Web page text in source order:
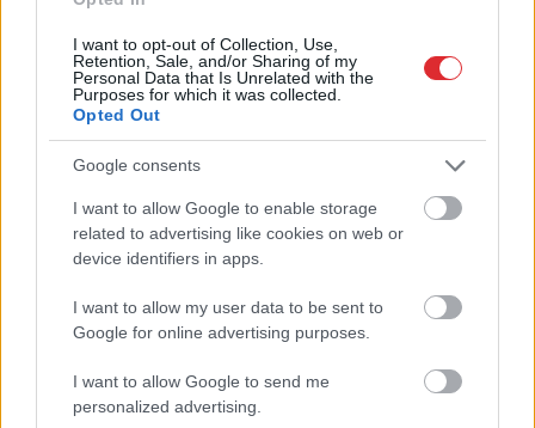
I want to opt-out of Collection, Use,
Retention, Sale, and/or Sharing of my
Personal Data that Is Unrelated with the
Purposes for which it was collected.
Opted Out
Google consents
I want to allow Google to enable storage
related to advertising like cookies on web or
device identifiers in apps.
I want to allow my user data to be sent to
Google for online advertising purposes.
I want to allow Google to send me
personalized advertising.
Latvijā kļūst arvien
dārgāka
Ukrainānoslēgusies 40
dienu operācija.
apmierināts un
zaudējumi esot
Šodienlaikapstākļi
neliks vilties! Gaiss
iesils līdz +25 grādiem
Atcelt Ziņot